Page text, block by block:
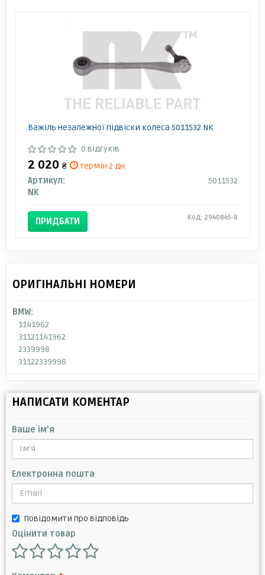
Важіль незалежної підвіски колеса 5011532 NK
0 відгуків
2 020 ₴
термін 2 дн.
Артикул:
5011532
NK
ПРИДБАТИ Код: 2940845-8
ОРИГІНАЛЬНІ НОМЕРИ
BMW:
1141962
31121141962
2339998
31122339998
НАПИСАТИ КОМЕНТАР
Ваше ім'я
Електронна пошта
Повідомити про відповідь
Оцінити товар